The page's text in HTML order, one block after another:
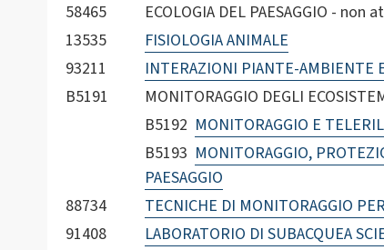
58465
ECOLOGIA DEL PAESAGGIO -
13535
FISIOLOGIA ANIMALE
93211
INTERAZIONI PIANTE-AMBIENTE
B5191
MONITORAGGIO DEGLI
B5192 MONITORAGGIO E
B5193 MONITORAGGIO,
PAESAGGIO
88734 TECNICHE DI MONITORAGGIO
91408
LABORATORIO DI SUBACQUEA